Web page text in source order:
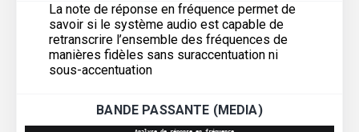
La note de réponse en fréquence permet de
savoir si le système audio est capable de
retranscrire l’ensemble des fréquences de
manières fidèles sans suraccentuation ni
sous-accentuation
BANDE PASSANTE (MEDIA)